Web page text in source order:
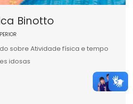
Binotto
sobre Atividade física e tempo
idosas